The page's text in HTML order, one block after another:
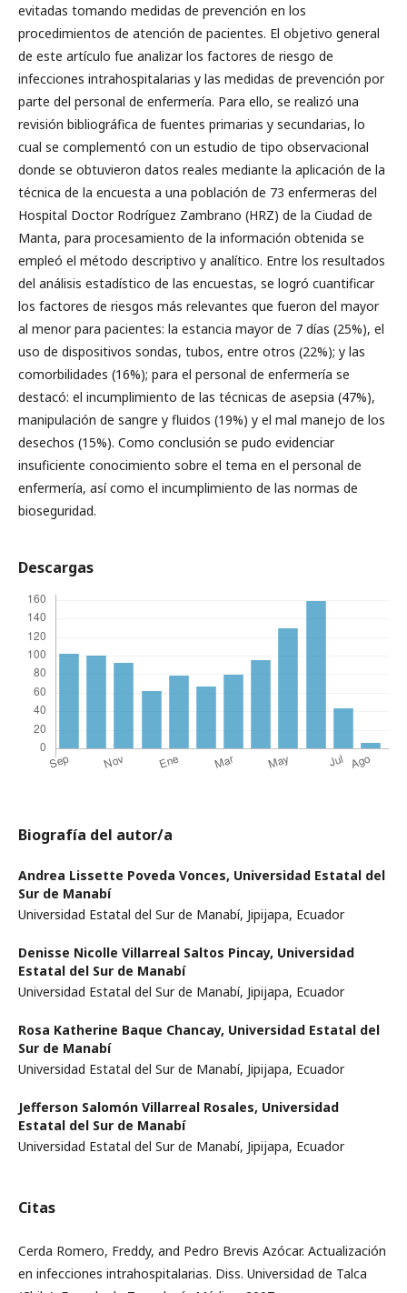
evitadas tomando medidas de prevención en los
procedimientos de atención de pacientes. El objetivo general
de este artículo fue analizar los factores de riesgo de
infecciones intrahospitalarias y las medidas de prevención por
parte del personal de enfermería. Para ello, se realizó una
revisión bibliográfica de fuentes primarias y secundarias, lo
cual se complementó con un estudio de tipo observacional
donde se obtuvieron datos reales mediante la aplicación de la
técnica de la encuesta a una población de 73 enfermeras del
Hospital Doctor Rodríguez Zambrano (HRZ) de la Ciudad de
Manta, para procesamiento de la información obtenida se
empleó el método descriptivo y analítico. Entre los resultados
del análisis estadístico de las encuestas, se logró cuantificar
los factores de riesgos más relevantes que fueron del mayor
al menor para pacientes: la estancia mayor de 7 días (25%), el
uso de dispositivos sondas, tubos, entre otros (22%); y las
comorbilidades (16%); para el personal de enfermería se
destacó: el incumplimiento de las técnicas de asepsia (47%),
manipulación de sangre y fluidos (19%) y el mal manejo de los
desechos (15%). Como conclusión se pudo evidenciar
insuficiente conocimiento sobre el tema en el personal de
enfermería, así como el incumplimiento de las normas de
bioseguridad.
Descargas
Biografía del autor/a
Andrea Lissette Poveda Vonces, Universidad Estatal del
Sur de Manabí
Universidad Estatal del Sur de Manabí, Jipijapa, Ecuador
Denisse Nicolle Villarreal Saltos Pincay, Universidad
Estatal del Sur de Manabí
Universidad Estatal del Sur de Manabí, Jipijapa, Ecuador
Rosa Katherine Baque Chancay, Universidad Estatal del
Sur de Manabí
Universidad Estatal del Sur de Manabí, Jipijapa, Ecuador
Jefferson Salomón Villarreal Rosales, Universidad
Estatal del Sur de Manabí
Universidad Estatal del Sur de Manabí, Jipijapa, Ecuador
Citas
Cerda Romero, Freddy, and Pedro Brevis Azócar. Actualización
en infecciones intrahospitalarias. Diss. Universidad de Talca